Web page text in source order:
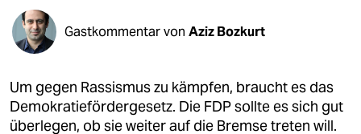
gesellschaft
kultur
sport
berlin
Gastkommentar von Aziz Bozkurt
Um gegen Rassismus zu kämpfen, braucht es das
Demokratiefördergesetz. Die FDP sollte es sich gut
überlegen, ob sie weiter auf die Bremse treten will.